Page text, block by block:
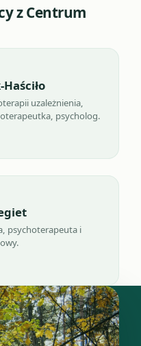
z Centrum
uzależnienia,
psycholog.
psychoterapeuta i